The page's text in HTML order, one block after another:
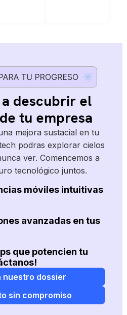
descubrir el
tu empresa
mejora sustacial en tu
podras explorar cielos
ver. Comencemos a
tecnológico juntos.
móviles intuitivas
avanzadas en tus
que potencien tu
nuestro dossier
sin compromiso